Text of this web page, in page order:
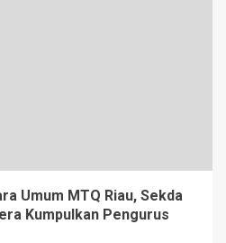
Umum MTQ Riau, Sekda
Kumpulkan Pengurus